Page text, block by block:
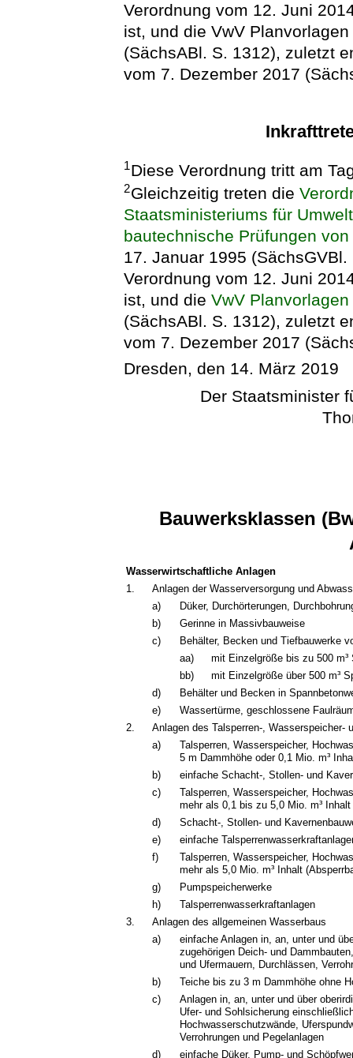
Verordnung vom 12. Juni
ist, und die VwV
(SächsABl. S. 1312), zuletzt
vom 7. Dezember 2017
1Diese Verordnung tritt am
2Gleichzeitig treten die
Staatsministeriums für
bautechnische Prüfungen
17. Januar 1995
Verordnung vom 12. Juni
ist, und dieVwV Planvorlagen
(SächsABl. S. 1312), zuletzt
vom 7. Dezember 2017
Dresden, den 14. März 2019
Der Staatsminister
Bauwerksklassen
Wasserwirtschaftliche Anlagen
1.
Anlagen der Wasserversorgung und
a)
Düker, Durchörterungen,
b)
Gerinne in Massivbauweise
c)
Behälter, Becken und Tiefbauwerke
aa)
mit Einzelgröße bis zu 500 m³
bb)
mit Einzelgröße über 500 m³
d)
Behälter und Becken in
e)
Wassertürme, geschlossene
2.
Anlagen des Talsperren-, Wasserspeicher-
a)
Talsperren, Wasserspeicher,
5 m Dammhöhe oder 0,1 Mio. m³
b)
einfache Schacht-, Stollen- und
c)
Talsperren, Wasserspeicher,
mehr als 0,1 bis zu 5,0 Mio. m³
d)
Schacht-, Stollen- und
e)
einfache
f)
Talsperren, Wasserspeicher,
mehr als 5,0 Mio. m³ Inhalt
g)
Pumpspeicherwerke
h)
Talsperrenwasserkraftanlagen
3.
Anlagen des allgemeinen Wasserbaus
a)
einfache Anlagen in, an, unter und
zugehörigen Deich- und
und Ufermauern, Durchlässen,
b)
Teiche bis zu 3 m Dammhöhe ohne
c)
Anlagen in, an, unter und über
Ufer- und Sohlsicherung
Hochwasserschutzwände,
Verrohrungen und Pegelanlagen
d)
einfache Düker, Pump- und